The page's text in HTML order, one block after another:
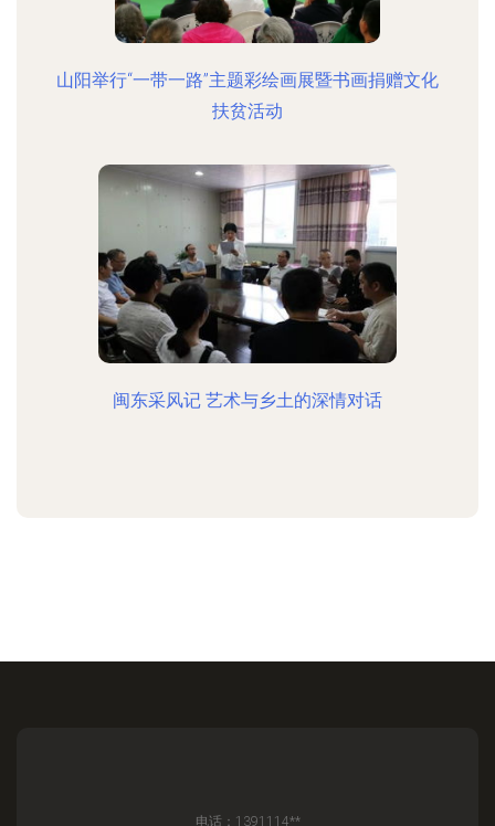
山阳举行“一带一路”主题彩绘画展暨书画捐赠文化
扶贫活动
闽东采风记 艺术与乡土的深情对话
电话：1391114**